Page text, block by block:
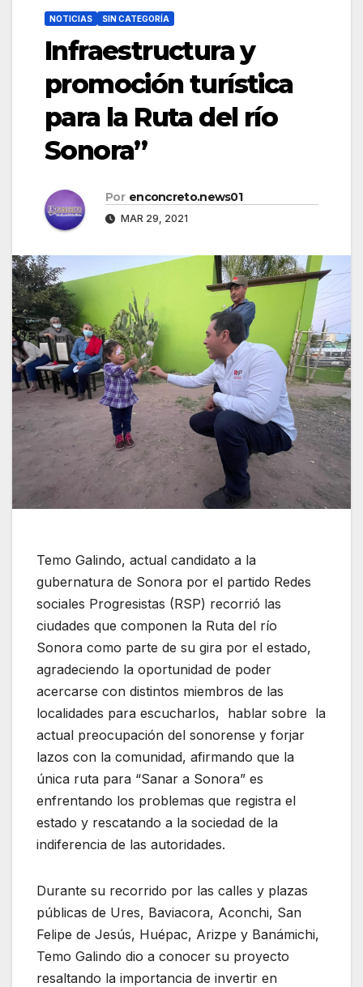
NOTICIAS SIN CATEGORÍA
Infraestructura y
promoción turística
para la Ruta del río
Sonora”
Por enconcreto.news01
MAR 29, 2021
Temo Galindo, actual candidato a la
gubernatura de Sonora por el partido Redes
sociales Progresistas (RSP) recorrió las
ciudades que componen la Ruta del río
Sonora como parte de su gira por el estado,
agradeciendo la oportunidad de poder
acercarse con distintos miembros de las
localidades para escucharlos, hablar sobre la
actual preocupación del sonorense y forjar
lazos con la comunidad, afirmando que la
única ruta para “Sanar a Sonora” es
enfrentando los problemas que registra el
estado y rescatando a la sociedad de la
indiferencia de las autoridades.
Durante su recorrido por las calles y plazas
públicas de Ures, Baviacora, Aconchi, San
Felipe de Jesús, Huépac, Arizpe y Banámichi,
Temo Galindo dio a conocer su proyecto
resaltando la importancia de invertir en